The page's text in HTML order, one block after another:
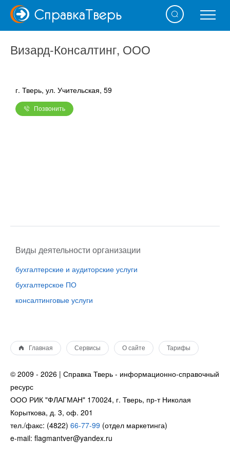
СправкаТверь
Визард-Консалтинг, ООО
г. Тверь, ул. Учительская, 59
Позвонить
Виды деятельности организации
бухгалтерские и аудиторские услуги
бухгалтерское ПО
консалтинговые услуги
Главная Сервисы О сайте Тарифы
© 2009 - 2026 | Справка Тверь - информационно-справочный
ресурс
ООО РИК "ФЛАГМАН" 170024, г. Тверь, пр-т Николая
Корыткова, д. 3, оф. 201
тел./факс: (4822) 66-77-99 (отдел маркетинга)
e-mail: flagmantver@yandex.ru